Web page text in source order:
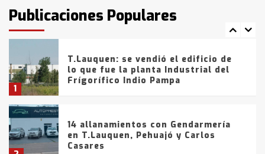
Publicaciones Populares
fueron detenidos por
comercialización de drogas en la
tarde del sábado
1
T.Lauquen: se vendió el edificio de
lo que fue la planta Industrial del
Frígorífico Indio Pampa
14 allanamientos con Gendarmería
en T.Lauquen, Pehuajó y Carlos
Casares